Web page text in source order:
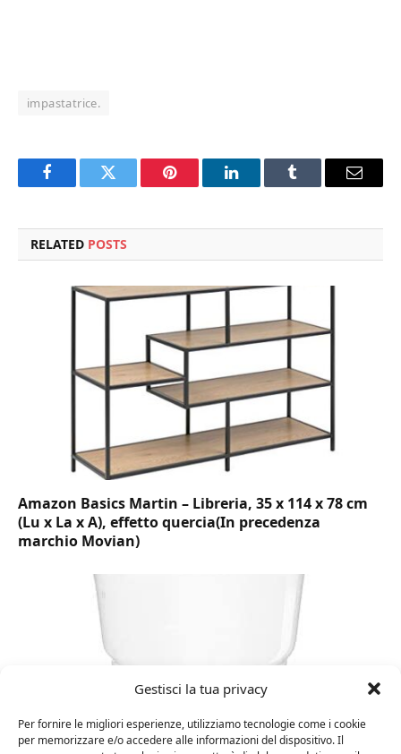
Gestisci la tua privacy
Per fornire le migliori esperienze, utilizziamo tecnologie come i cookie
per memorizzare e/o accedere alle informazioni del dispositivo. Il
impastatrice.
FacebookTwitter Pinterest LinkedInTumblr Email
RELATED POSTS
Amazon Basics Martin – Libreria, 35 x 114 x 78 cm
(Lu x La x A), effetto quercia(In precedenza
marchio Movian)